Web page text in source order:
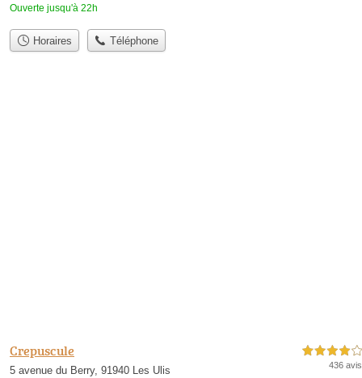
Ouverte jusqu'à 22h
Horaires Téléphone
Crepuscule
5 avenue du Berry, 91940 Les Ulis
4,0 étoiles sur 5
436 avis